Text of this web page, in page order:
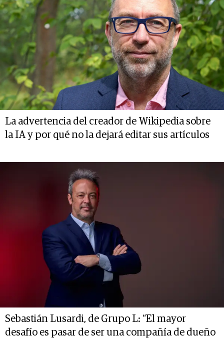
La advertencia del creador de Wikipedia sobre
la IA y por qué no la dejará editar sus artículos
Sebastián Lusardi, de Grupo L: “El mayor
desafío es pasar de ser una compañía de dueño